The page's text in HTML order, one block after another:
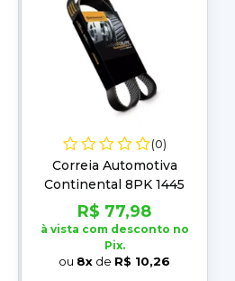
(0)
Correia Automotiva
Continental 8PK 1445
R$ 77,98
à vista com desconto no
Pix.
ou 8x de R$ 10,26